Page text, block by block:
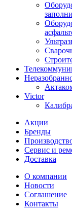
Victor
Акции
Бренды
Сервис и
Доставка
О компании
Новости
Соглашение
Контакты